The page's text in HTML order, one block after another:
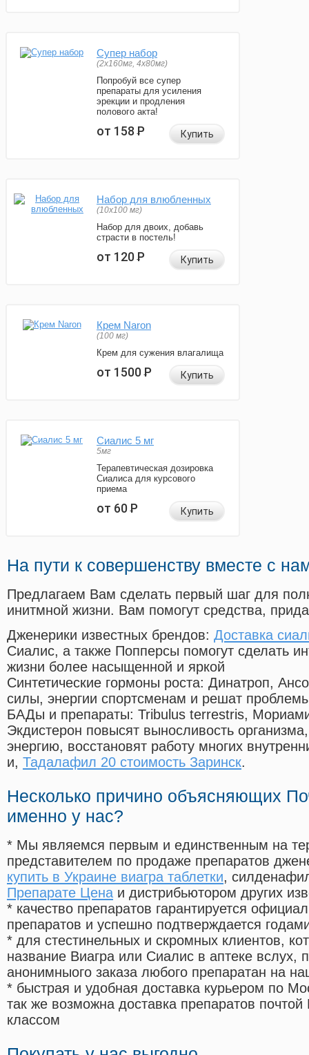
Супер набор
(2х160мг, 4х80мг)
Попробуй все супер
препараты для усиления
эрекции и продления
полового акта!
от 158Р Купить
Набор для влюбленных
(10х100 мг)
Набор для двоих, добавь
страсти в постель!
от 120Р Купить
Крем Naron
(100 мг)
Крем для сужения влагалища
от 1500Р Купить
Сиалис 5 мг
5мг
Терапевтическая дозировка
Сиалиса для курсового
приема
от 60Р Купить
На пути к совершенству вместе с
Предлагаем Вам сделать первый шаг для
инитмной жизни. Вам помогут средства,
Дженерики известных брендов: Доставка
Сиалис, а также Попперсы помогут сделать
жизни более насыщенной и яркой
Синтетические гормоны роста: Динатроп,
силы, энергии спортсменам и решат
БАДы и препараты: Tribulus terrestris,
Экдистерон повысят выносливость
энергию, восстановят работу многих
и, Тадалафил 20 стоимость Заринск.
Несколько причино объясняющих
именно у нас?
* Мы являемся первым и единственным на
представителем по продаже препаратов
купить в Украине виагра таблетки,
Препарате Цена и дистрибьютором других
* качество препаратов гарантируется
препаратов и успешно подтверждается
* для стестинельных и скромных клиентов,
название Виагра или Сиалис в аптеке вслух,
анонимныого заказа любого препаратан на
* быстрая и удобная доставка курьером по
так же возможна доставка препаратов
классом